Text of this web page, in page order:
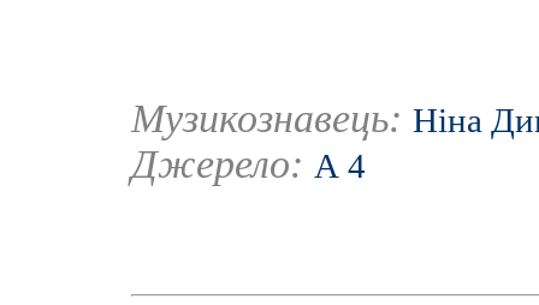
Музикознавець: Ніна
Джерело: А 4